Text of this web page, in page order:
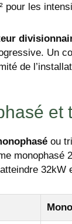
pour les
Un
de
et
ou
monophasé